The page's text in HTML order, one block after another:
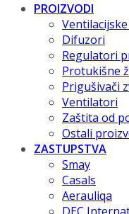
PROIZVODI
Difuzori
Regulatori
Protukišne
Prigušivači
Ventilatori
Zaštita od
Ostali
ZASTUPSTVA
Smay
Casals
Aerauliqa